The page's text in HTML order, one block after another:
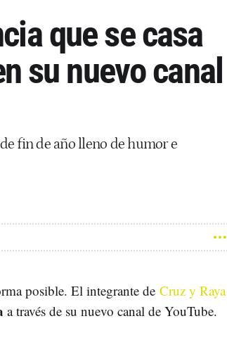
que se casa
su nuevo canal
fin de año lleno de humor e
posible. El integrante de Cruz y Raya
a través de su nuevo canal de YouTube.